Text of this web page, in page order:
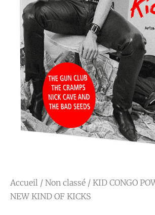
Accueil / Non classé / KID CONGO
NEW KIND OF KICKS